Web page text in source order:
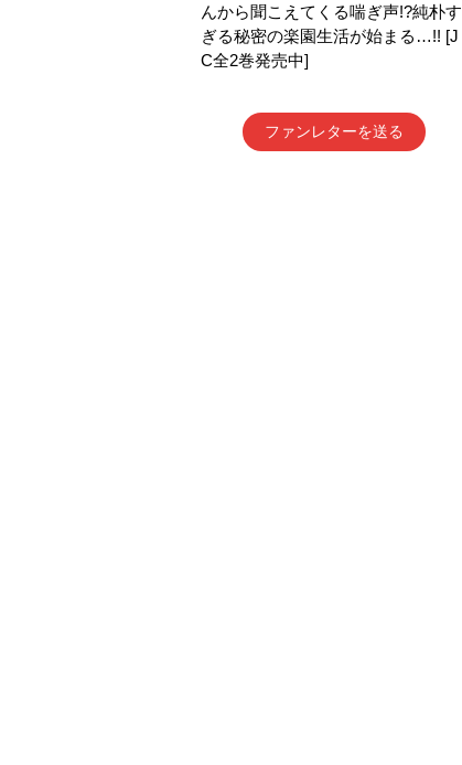
んから聞こえてくる喘ぎ声!?純朴す
ぎる秘密の楽園生活が始まる…!! [J
C全2巻発売中]
ファンレターを送る